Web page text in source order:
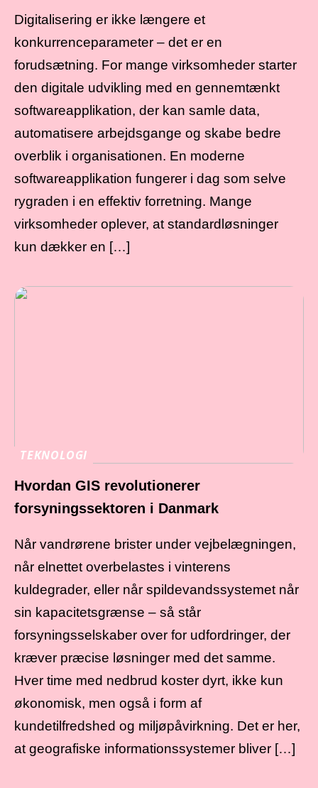
Digitalisering er ikke længere et
konkurrenceparameter – det er en
forudsætning. For mange virksomheder starter
den digitale udvikling med en gennemtænkt
softwareapplikation, der kan samle data,
automatisere arbejdsgange og skabe bedre
overblik i organisationen. En moderne
softwareapplikation fungerer i dag som selve
rygraden i en effektiv forretning. Mange
virksomheder oplever, at standardløsninger
kun dækker en […]
TEKNOLOGI
Hvordan GIS revolutionerer
forsyningssektoren i Danmark
Når vandrørene brister under vejbelægningen,
når elnettet overbelastes i vinterens
kuldegrader, eller når spildevandssystemet når
sin kapacitetsgrænse – så står
forsyningsselskaber over for udfordringer, der
kræver præcise løsninger med det samme.
Hver time med nedbrud koster dyrt, ikke kun
økonomisk, men også i form af
kundetilfredshed og miljøpåvirkning. Det er her,
at geografiske informationssystemer bliver […]